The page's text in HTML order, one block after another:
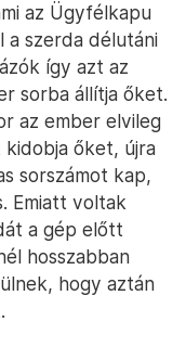
az Ügyfélkapu
a szerda délutáni
így azt az
sorba állítja őket.
az ember elvileg
őket, újra
sorszámot kap,
Emiatt voltak
a gép előtt
hosszabban
hogy aztán